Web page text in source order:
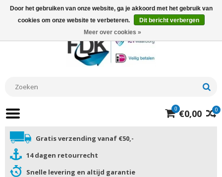
0
0 €0,00
Gratis verzending vanaf €50,-
14 dagen retourrecht
Snelle levering en altijd garantie
Door het gebruiken van onze website, ga je akkoord met het gebruik van
cookies om onze website te verbeteren.
Dit bericht verbergen
Meer over cookies »